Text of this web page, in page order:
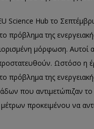
Science Hub το
το πρόβλημα της
μόρφωση.
Ωστόσο η
το πρόβλημα της
που αντιμετώπιζαν
προκειμένου να